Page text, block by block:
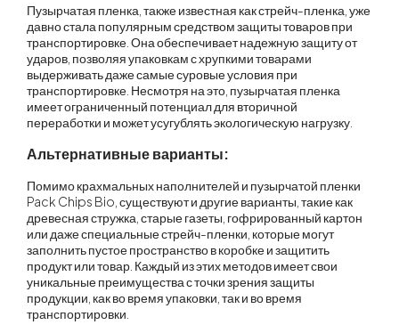
Пузырчатая пленка, также известная как стрейч-пленка, уже
давно стала популярным средством защиты товаров при
транспортировке. Она обеспечивает надежную защиту от
ударов, позволяя упаковкам с хрупкими товарами
выдерживать даже самые суровые условия при
транспортировке. Несмотря на это, пузырчатая пленка
имеет ограниченный потенциал для вторичной
переработки и может усугублять экологическую нагрузку.
Альтернативные варианты:
Помимо крахмальных наполнителей и пузырчатой пленки
Pack Chips Bio , существуют и другие варианты, такие как
древесная стружка, старые газеты, гофрированный картон
или даже специальные стрейч-пленки, которые могут
заполнить пустое пространство в коробке и защитить
продукт или товар. Каждый из этих методов имеет свои
уникальные преимущества с точки зрения защиты
продукции, как во время упаковки, так и во время
транспортировки.